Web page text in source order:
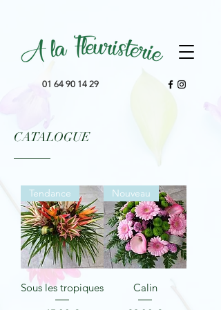
01 64 90 14 29
CATALOGUE
Tendance
Sous les tropiques
Nouveau
Calin